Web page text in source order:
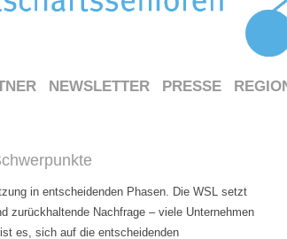
NEWSLETTER PRESSE
in entscheidenden Phasen. Die WSL setzt
zurückhaltende Nachfrage – viele Unternehmen
es, sich auf die entscheidenden